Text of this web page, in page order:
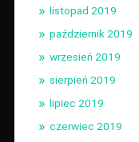
listopad 2019
październik 2019
wrzesień 2019
sierpień 2019
lipiec 2019
czerwiec 2019